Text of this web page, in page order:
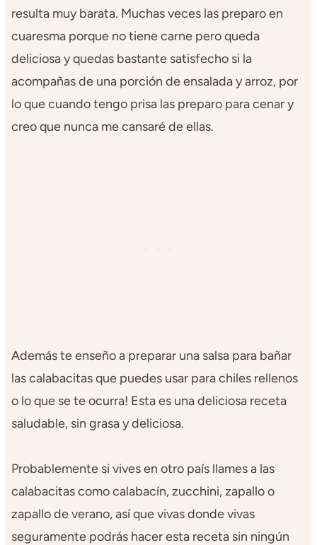
resulta muy barata. Muchas veces las preparo en
cuaresma porque no tiene carne pero queda
deliciosa y quedas bastante satisfecho si la
acompañas de una porción de ensalada y arroz, por
lo que cuando tengo prisa las preparo para cenar y
creo que nunca me cansaré de ellas.
Además te enseño a preparar una salsa para bañar
las calabacitas que puedes usar para chiles rellenos
o lo que se te ocurra! Esta es una deliciosa receta
saludable, sin grasa y deliciosa.
Probablemente si vives en otro país llames a las
calabacitas como calabacín, zucchini, zapallo o
zapallo de verano, así que vivas donde vivas
seguramente podrás hacer esta receta sin ningún